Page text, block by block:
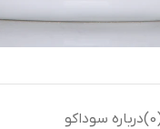
درباره سوداکو